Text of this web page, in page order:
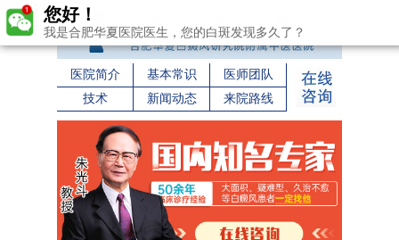
医院简介 基本常识
医师团队
技术
新闻动态 来院路线
您好！
我是合肥华夏医院医生，您的白斑发现多久了？